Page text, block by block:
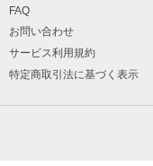
FAQ
お問い合わせ
サービス利用規約
特定商取引法に基づく表示